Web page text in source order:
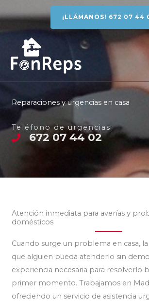
al
contenido
¡LLÁMANOS! 672 07 44
Reparaciones y urgencias en casa
Teléfono de urgencias
672 07 44 02
Atención inmediata para averías y
domésticos
Cuando surge un problema en casa,
que alguien pueda atenderlo sin
experiencia necesaria para resolverlo
primer momento. Trabajamos en
ofreciendo un servicio de asistencia